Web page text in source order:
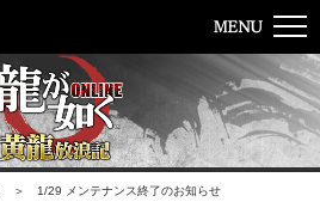
＞ 1/29 メンテナンス終了のお知らせ